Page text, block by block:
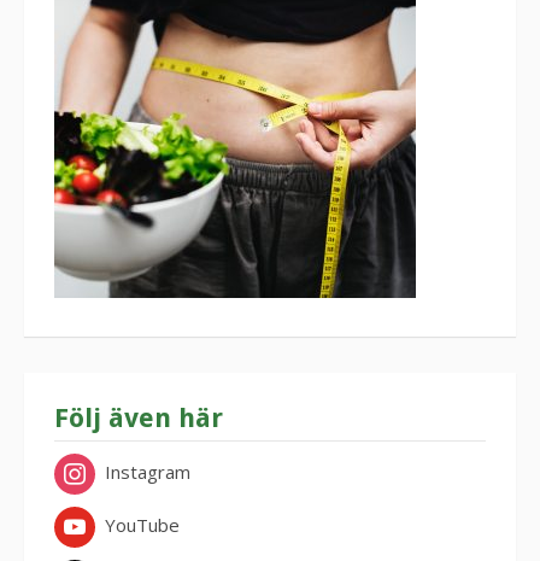
Följ även här
Instagram
YouTube